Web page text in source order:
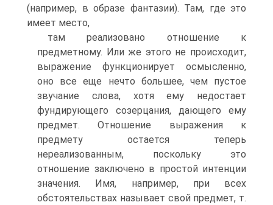
(например, в образе фантазии). Там, где это
имеет место,
там реализовано отношение к
предметному. Или же этого не происходит,
выражение функционирует осмысленно,
оно все еще нечто большее, чем пустое
звучание слова, хотя ему недостает
фундирующего созерцания, дающего ему
предмет. Отношение выражения к
предмету остается теперь
нереализованным, поскольку это
отношение заключено в простой интенции
значения. Имя, например, при всех
обстоятельствах называет свой предмет, т.